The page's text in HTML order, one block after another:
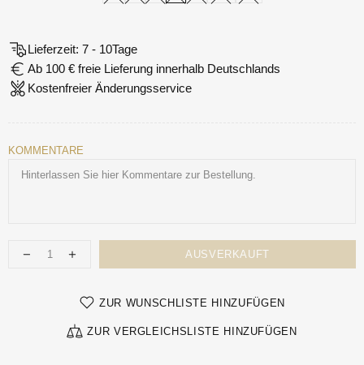
Lieferzeit: 7 - 10Tage
Ab 100 € freie Lieferung innerhalb Deutschlands
Kostenfreier Änderungsservice
KOMMENTARE
AUSVERKAUFT
ZUR WUNSCHLISTE HINZUFÜGEN
ZUR VERGLEICHSLISTE HINZUFÜGEN